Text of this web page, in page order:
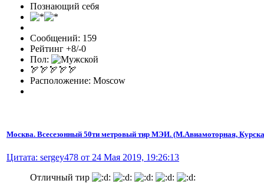
Познающий себя
Сообщений: 159
Рейтинг +8/-0
Пол:
🏹🏹🏹🏹🏹
Расположение: Moscow
Москва. Всесезонный 50ти метровый тир МЭИ. (М.Авиамоторная,
Цитата: sergey478 от 24 Мая 2019, 19:26:13
Отличный тир